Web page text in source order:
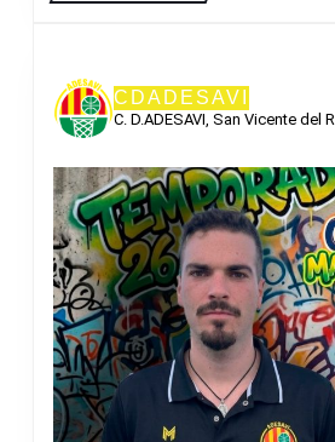
CDADESAVI
C. D.ADESAVI, San Vicente del